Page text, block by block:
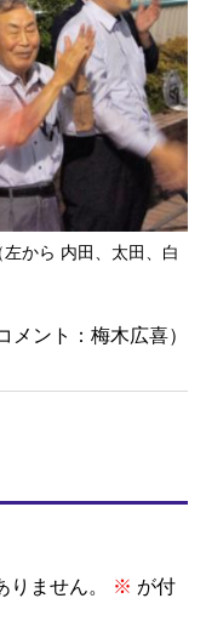
から 内田、太田、白
メント：梅木広喜）
ません。 ※ が付